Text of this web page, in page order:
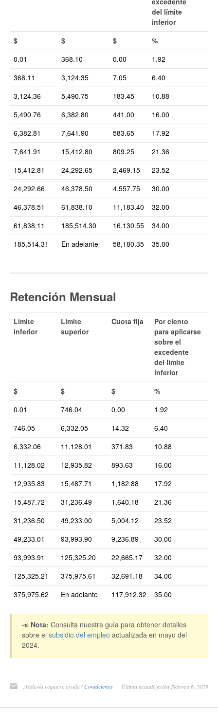
del límite
inferior
$
$ $
%
0.01
368.10 0.00
1.92
368.11
3,124.35 7.05
6.40
3,124.36
5,490.75 183.45
10.88
5,490.76
6,382.80 441.00
16.00
6,382.81
7,641.90 583.65
17.92
7,641.91
15,412.80 809.25
21.36
15,412.81
24,292.65 2,469.15
23.52
24,292.66
46,378.50 4,557.75
30.00
46,378.51
61,838.10 11,183.40
32.00
61,838.11
185,514.30 16,130.55
34.00
185,514.31
En adelante 58,180.35 35.00
Retención Mensual
Límite
inferior
Límite
superior
Cuota fija
Por ciento
para aplicarse
sobre el
excedente
del límite
inferior
$
$ $
%
0.01
746.04 0.00
1.92
746.05
6,332.05 14.32
6.40
6,332.06
11,128.01 371.83
10.88
11,128.02
12,935.82 893.63
16.00
12,935.83
15,487.71 1,182.88
17.92
15,487.72
31,236.49 1,640.18
21.36
31,236.50
49,233.00 5,004.12
23.52
49,233.01
93,993.90 9,236.89
30.00
93,993.91
125,325.20 22,665.17
32.00
125,325.21
375,975.61 32,691.18
34.00
375,975.62
En adelante 117,912.32 35.00
📣 Nota: Consulta nuestra guía para obtener detalles
sobre el subsidio del empleo actualizada en mayo del
2024.
¿Todavía requiere ayuda? Contáctenos Última actualización Febrero 6, 2025